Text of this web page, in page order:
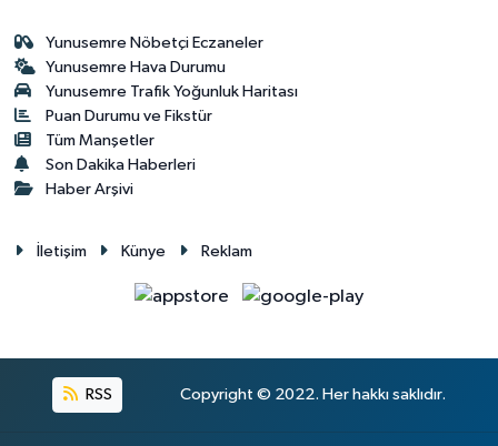
Yunusemre Nöbetçi Eczaneler
Yunusemre Hava Durumu
Yunusemre Trafik Yoğunluk Haritası
Puan Durumu ve Fikstür
Tüm Manşetler
Son Dakika Haberleri
Haber Arşivi
İletişim Künye Reklam
RSS Copyright © 2022. Her hakkı saklıdır.